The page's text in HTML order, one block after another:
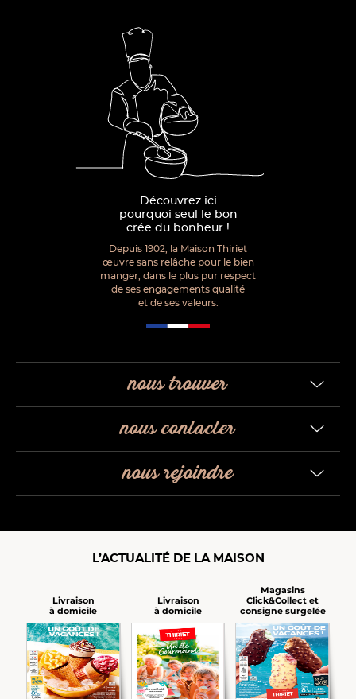
Découvrez ici
pourquoi seul le bon
crée du bonheur !
Depuis 1902, la Maison Thiriet
œuvre sans relâche pour le bien
manger, dans le plus pur respect
de ses engagements qualité
et de ses valeurs.
nous trouver
nous contacter
nous rejoindre
L’ACTUALITÉ DE LA MAISON
Livraison
à domicile
Livraison
à domicile
Magasins
Click&Collect et
consigne surgelée